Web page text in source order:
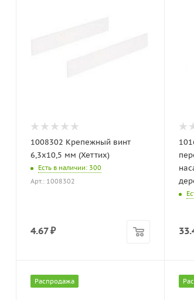
1008302 Крепежный винт
6,3х10,5 мм (Хеттих)
Есть в наличии: 300
Арт.: 1008302
4.67₽
Распродажа